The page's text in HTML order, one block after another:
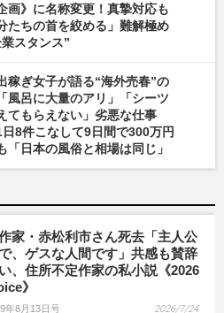
画》に名称変更！真摯対応も
たちの首を絞める」難解極め
スタンス”
稼ぎ女子が語る“海外売春”の
風呂に大量のアリ」「シーツ
てもらえない」劣悪な仕事
8件こなして9日間で300万円
「日本の風俗と相場は同じ」
作家・赤松利市さん死去「主人公
、ゲスな人間です」共感も賛辞
、住所不定作家の私小説《2026
》
年8月13日号 2026/7/24